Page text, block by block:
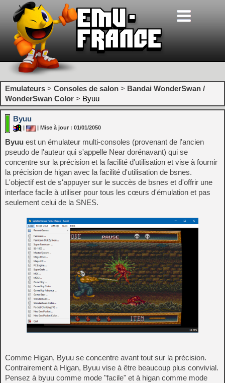
Emulateurs > Consoles de salon > Bandai WonderSwan /
WonderSwan Color > Byuu
Byuu
| Mise à jour : 01/01/2050
Byuu est un émulateur multi-consoles (provenant de l'ancien
pseudo de l'auteur qui s'appelle Near dorénavant) qui se
concentre sur la précision et la facilité d'utilisation et vise à fournir
la précision de higan avec la facilité d'utilisation de bsnes.
L'objectif est de s'appuyer sur le succès de bsnes et d'offrir une
interface facile à utiliser pour tous les cœurs d'émulation et pas
seulement celui de la SNES.
Comme Higan, Byuu se concentre avant tout sur la précision.
Contrairement à Higan, Byuu vise à être beaucoup plus convivial.
Pensez à byuu comme mode "facile" et à higan comme mode